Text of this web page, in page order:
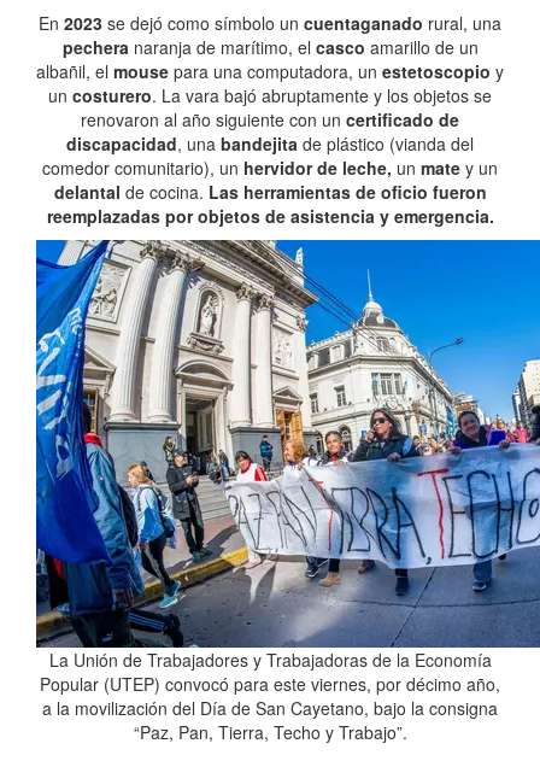
En 2023 se dejó como símbolo un cuentaganado rural, una
pecheranaranja de marítimo, el casco amarillo de un
albañil, el mouse para una computadora, un estetoscopio y
un costurero. La vara bajó abruptamente y los objetos se
renovaron al año siguiente con un certificado de
discapacidad, una bandejita de plástico (vianda del
comedor comunitario), un hervidor de leche, un mate y un
delantal de cocina. Las herramientas de oficio fueron
reemplazadas por objetos de asistencia y emergencia.
La Unión de Trabajadores y Trabajadoras de la Economía
Popular (UTEP) convocó para este viernes, por décimo año,
a la movilización del Día de San Cayetano, bajo la consigna
“Paz, Pan, Tierra, Techo y Trabajo”.